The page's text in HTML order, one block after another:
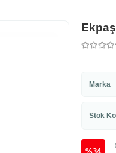
Marka
Stok
%34